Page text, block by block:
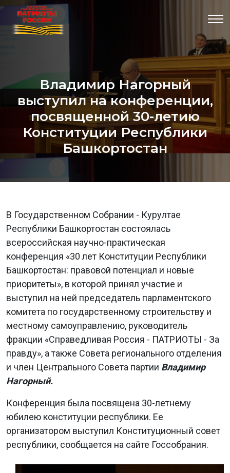
Владимир Нагорный
выступил на конференции,
посвященной 30-летию
Конституции Республики
Башкортостан
В Государственном Собрании - Курултае
Республики Башкортостан состоялась
всероссийская научно-практическая
конференция «30 лет Конституции Республики
Башкортостан: правовой потенциал и новые
приоритеты», в которой принял участие и
выступил на ней председатель парламентского
комитета по государственному строительству и
местному самоуправлению, руководитель
фракции «Справедливая Россия - ПАТРИОТЫ - За
правду», а также Совета регионального отделения
и член Центрального Совета партии Владимир
Нагорный.
Конференция была посвящена 30-летнему
юбилею конституции республики. Ее
организатором выступил Конституционный совет
республики, сообщается на сайте Госсобрания.